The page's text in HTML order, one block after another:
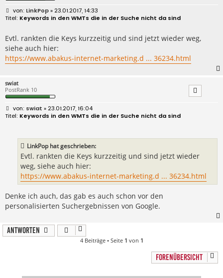
B
e
i
r
a
g
LinkPop» 23.01.2017, 14:33
Keywords in den WMTs die in der Suche nicht da sind
Evtl. rankten die Keys kurzzeitig und sind jetzt wieder weg,
siehe auch hier:
https://www.abakus-internet-marketing.d ... 36234.html
swiat
PostRank 10
B
e
swiat » 23.01.2017, 16:04
Keywords in den WMTs die in der Suche nicht da sind
LinkPop hat geschrieben:
Evtl. rankten die Keys kurzzeitig und sind jetzt wieder
weg, siehe auch hier:
https://www.abakus-internet-marketing.d ... 36234.html
Denke ich auch, das gab es auch schon vor den
personalisierten Suchergebnissen von Google.
Antworten
4 Beiträge • Seite 1 von 1
FORENÜBERSICHT